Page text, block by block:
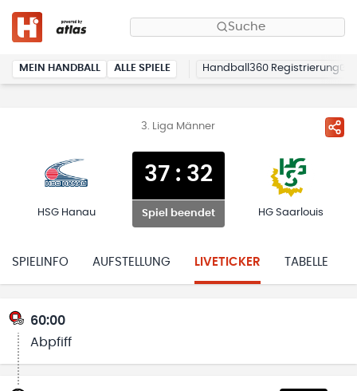
Suche
MEIN HANDBALL ALLE SPIELE Handball360 Registrierung
3. Liga Männer
HSG Hanau
37 : 32
Spiel beendet HG Saarlouis
SPIELINFO AUFSTELLUNG LIVETICKER TABELLE
60:00
Abpfiff